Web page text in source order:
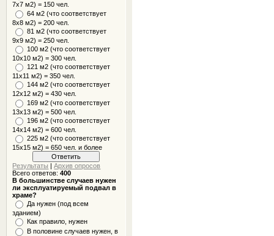
7x7 м2) = 150 чел.
64 м2 (что соответствует
8x8 м2) = 200 чел.
81 м2 (что соответствует
9х9 м2) = 250 чел.
100 м2 (что соответствует
10x10 м2) = 300 чел.
121 м2 (что соответствует
11х11 м2) = 350 чел.
144 м2 (что соответствует
12х12 м2) = 430 чел.
169 м2 (что соответствует
13х13 м2) = 500 чел.
196 м2 (что соответствует
14х14 м2) = 600 чел.
225 м2 (что соответствует
15х15 м2) = 650 чел. и более
Результаты |Архив опросов
Всего ответов:400
В большинстве случаев нужен
ли эксплуатируемый подвал в
храме?
Да нужен (под всем
зданием)
Как правило, нужен
В половине случаев нужен, в